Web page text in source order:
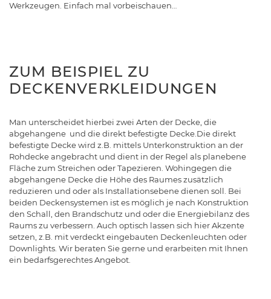
Werkzeugen. Einfach mal vorbeischauen…
ZUM BEISPIEL ZU
DECKENVERKLEIDUNGEN
Man unterscheidet hierbei zwei Arten der Decke, die
abgehangene und die direkt befestigte Decke.Die direkt
befestigte Decke wird z.B. mittels Unterkonstruktion an der
Rohdecke angebracht und dient in der Regel als planebene
Fläche zum Streichen oder Tapezieren. Wohingegen die
abgehangene Decke die Höhe des Raumes zusätzlich
reduzieren und oder als Installationsebene dienen soll. Bei
beiden Deckensystemen ist es möglich je nach Konstruktion
den Schall, den Brandschutz und oder die Energiebilanz des
Raums zu verbessern. Auch optisch lassen sich hier Akzente
setzen, z.B. mit verdeckt eingebauten Deckenleuchten oder
Downlights. Wir beraten Sie gerne und erarbeiten mit Ihnen
ein bedarfsgerechtes Angebot.